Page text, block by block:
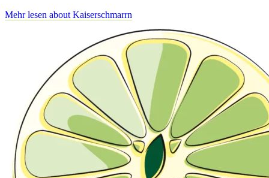
Mehr lesen about Kaiserschmarrn